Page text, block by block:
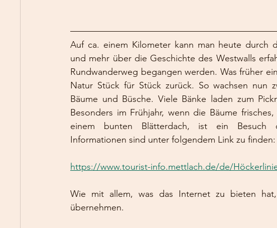
Auf ca. einem Kilometer kann man heute durch
und mehr über die Geschichte des Westwalls
Rundwanderweg begangen werden. Was früher
Natur Stück für Stück zurück. So wachsen nun
Bäume und Büsche. Viele Bänke laden zum
Besonders im Frühjahr, wenn die Bäume
einem bunten Blätterdach, ist ein Besuch
Informationen sind unter folgendem Link zu finden:
https://www.tourist-info.mettlach.de/de/
Wie mit allem, was das Internet zu bieten
übernehmen.